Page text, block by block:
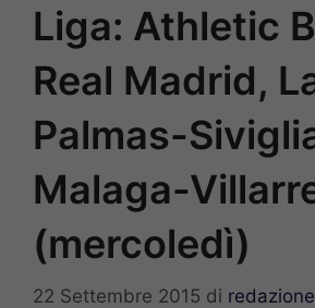
Liga: Athletic
Real Madrid,
Palmas-
Malaga-
(mercoledì)
22 Settembre 2015 di redazione